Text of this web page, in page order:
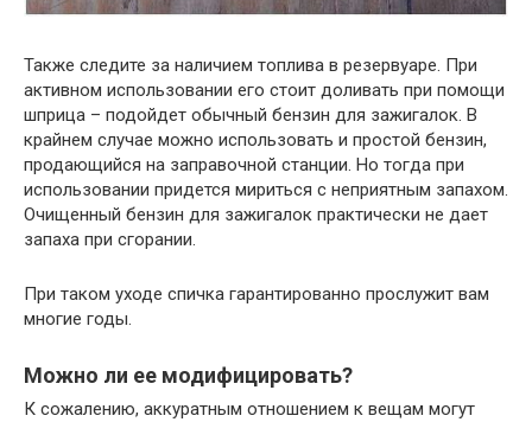
Также следите за наличием топлива в резервуаре. При
активном использовании его стоит доливать при помощи
шприца – подойдет обычный бензин для зажигалок. В
крайнем случае можно использовать и простой бензин,
продающийся на заправочной станции. Но тогда при
использовании придется мириться с неприятным запахом.
Очищенный бензин для зажигалок практически не дает
запаха при сгорании.
При таком уходе спичка гарантированно прослужит вам
многие годы.
Можно ли ее модифицировать?
К сожалению, аккуратным отношением к вещам могут